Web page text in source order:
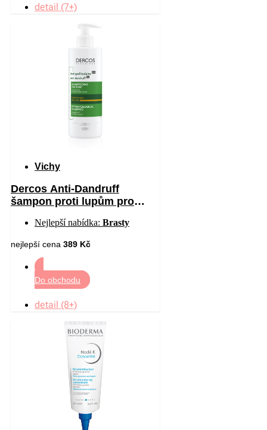
detail (7+)
Vichy
Dercos Anti-Dandruff
šampon proti lupům pro
Nejlepší nabídka: Brasty
nejlepší cena 389 Kč
Do obchodu
detail (8+)